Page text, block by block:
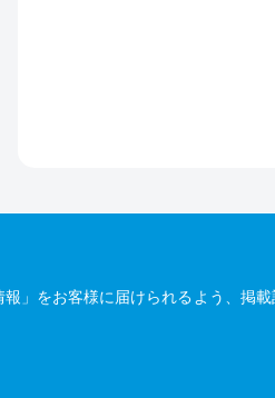
」をお客様に届けられるよう、掲載